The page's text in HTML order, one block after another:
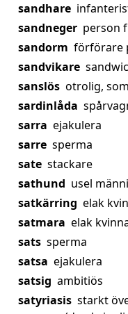
sandhare
sandneger person
sandorm förförare
sandvikare
sanslös otrolig,
sardinlåda
sarra ejakulera
sarre sperma
sate stackare
sathund usel
satkärring elak
satmara elak
sats sperma
satsa ejakulera
satsig ambitiös
satyriasis starkt